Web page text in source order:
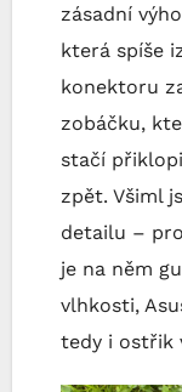
zásadní
která spíše
konektoru
zobáčku,
stačí
zpět. Všiml
detailu –
je na něm
vlhkosti,
tedy i ostřik